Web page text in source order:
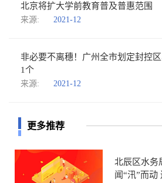
北京将扩大学前教育普及普惠范围
来源: 2021-12
非必要不离穗！广州全市划定封控
1个
来源: 2021-12
更多推荐
北辰区水务
闻“汛”而动